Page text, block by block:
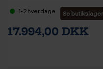
1-2 hverdage Se butikslager
17.994,00 DKK